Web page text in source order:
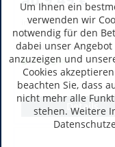
inkl. MwSt.
0.28 Kilogramm(33,89
Art.-Nr.:200300
Verfügbar
Details
Um Ihnen ein
verwenden wir
notwendig für den
dabei unser
anzuzeigen und
Cookies
beachten Sie, dass
nicht mehr alle
stehen. Weitere